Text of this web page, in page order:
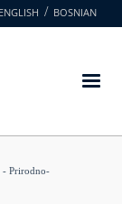
ENGLISH BOSNIAN
- Prirodno-